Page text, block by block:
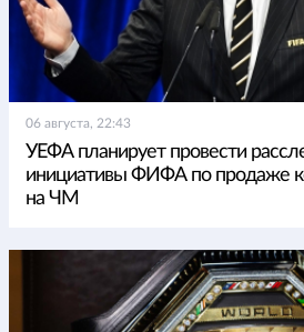
06 августа, 22:43
УЕФА планирует провести
инициативы ФИФА по продаже
на ЧМ